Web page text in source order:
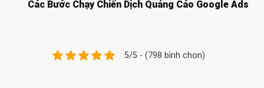
Các Bước Chạy Chiến Dịch Quảng Cáo Google Ads
5/5 - (798 bình chọn)